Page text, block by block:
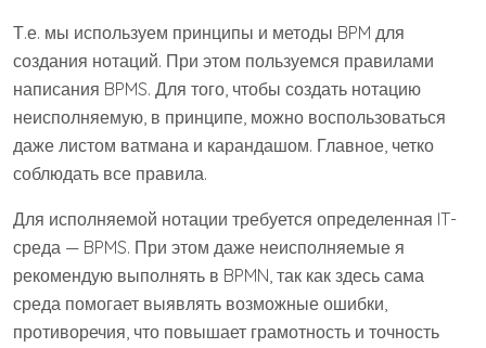
Т.е. мы используем принципы и методы BPM для
создания нотаций. При этом пользуемся правилами
написания BPMS. Для того, чтобы создать нотацию
неисполняемую, в принципе, можно воспользоваться
даже листом ватмана и карандашом. Главное, четко
соблюдать все правила.
Для исполняемой нотации требуется определенная IT-
среда — BPMS. При этом даже неисполняемые я
рекомендую выполнять в BPMN, так как здесь сама
среда помогает выявлять возможные ошибки,
противоречия, что повышает грамотность и точность